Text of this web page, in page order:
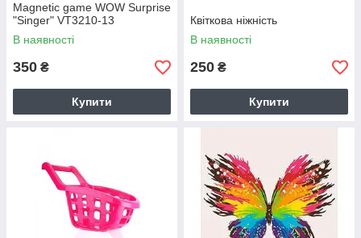
Magnetic game WOW Surprise
"Singer" VT3210-13
В наявності
350 ₴
Купити
Квіткова ніжність
В наявності
250 ₴
Купити